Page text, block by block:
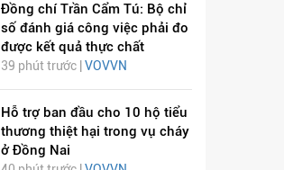
Đồng chí Trần Cẩm Tú: Bộ chỉ
số đánh giá công việc phải đo
được kết quả thực chất
39 phút trước | VOVVN
Hỗ trợ ban đầu cho 10 hộ tiểu
thương thiệt hại trong vụ cháy
ở Đồng Nai